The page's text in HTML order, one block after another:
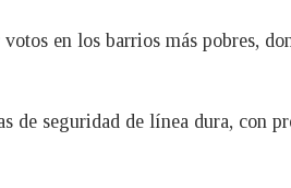
en los barrios más pobres,
seguridad de línea dura, con